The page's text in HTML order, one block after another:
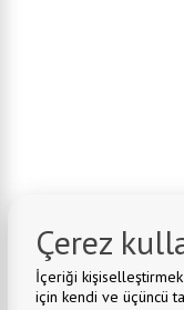
Çerez
İçeriği
için kendi ve üçüncü